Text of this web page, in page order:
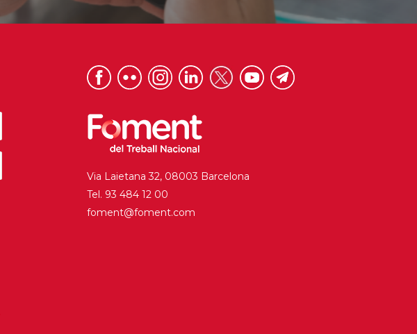
Via Laietana 32, 08003 Barcelona
Tel. 93 484 12 00
foment@foment.com